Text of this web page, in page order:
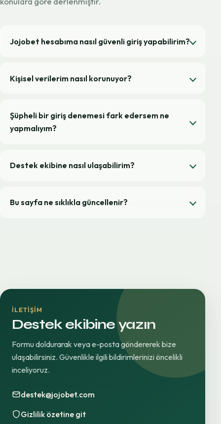
Jojobet hesabıma nasıl güvenli giriş yapabilirim?
Kişisel verilerim nasıl korunuyor?
Şüpheli bir giriş denemesi fark edersem ne
yapmalıyım?
Destek ekibine nasıl ulaşabilirim?
Bu sayfa ne sıklıkla güncellenir?
İLETIŞIM
Destek ekibine yazın
Formu doldurarak veya e-posta göndererek bize
ulaşabilirsiniz. Güvenlikle ilgili bildirimlerinizi öncelikli
inceliyoruz.
destek@jojobet.com
Gizlilik özetine git